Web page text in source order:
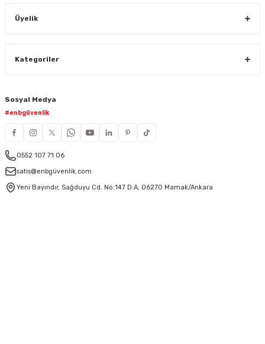
Üyelik
Kategoriler
Sosyal Medya
#enbgüvenlik
0552 107 71 06
satis@enbgüvenlik.com
Yeni Bayındır, Sağduyu Cd. No:147 D:A, 06270 Mamak/Ankara